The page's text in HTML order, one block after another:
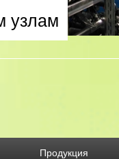
узлам
Продукция